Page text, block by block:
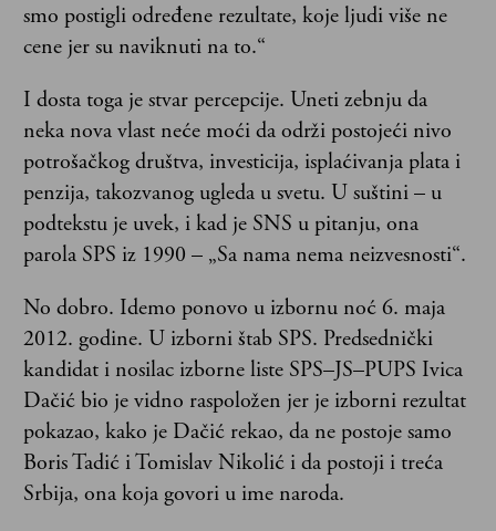
smo postigli određene rezultate, koje ljudi više ne
cene jer su naviknuti na to.“
I dosta toga je stvar percepcije. Uneti zebnju da
neka nova vlast neće moći da održi postojeći nivo
potrošačkog društva, investicija, isplaćivanja plata i
penzija, takozvanog ugleda u svetu. U suštini – u
podtekstu je uvek, i kad je SNS u pitanju, ona
parola SPS iz 1990 – „Sa nama nema neizvesnosti“.
No dobro. Idemo ponovo u izbornu noć 6. maja
2012. godine. U izborni štab SPS. Predsednički
kandidat i nosilac izborne liste SPS–JS–PUPS Ivica
Dačić bio je vidno raspoložen jer je izborni rezultat
pokazao, kako je Dačić rekao, da ne postoje samo
Boris Tadić i Tomislav Nikolić i da postoji i treća
Srbija, ona koja govori u ime naroda.